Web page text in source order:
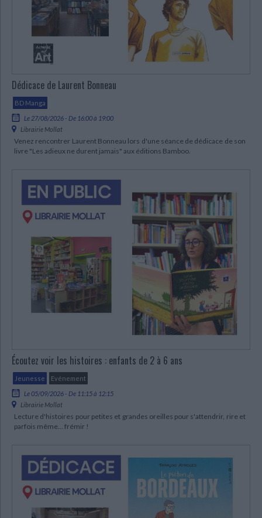
CHARGEMENT...
Bibliothèque de la Pléiade Critique et histoire littéraire
Classiques scolaires Littérature ancienne et médiévale
Littérature de voyage Audio - Livres lus
Ecologie - Environnement Religions - Spiritualités
Histoire de France Biographies historiques
Histoire - Généralités Histoire des pays
Culture scientifique
Danse
Dédicace de Laurent Bonneau
BD Manga
Le 27/08/2026 - De 16:00 à 19:00
Librairie Mollat
Venez rencontrer Laurent Bonneau lors d'une séance de dédicace de son
livre "Les adieux ne durent jamais" aux éditions Bamboo.
Écoutez voir les histoires : enfants de 2 à 6 ans
Jeunesse
Evénement
Le 05/09/2026 - De 11:15 à 12:15
Librairie Mollat
Lecture d'histoires pour petites et grandes oreilles pour s'attendrir, rire et
parfois même... frémir !